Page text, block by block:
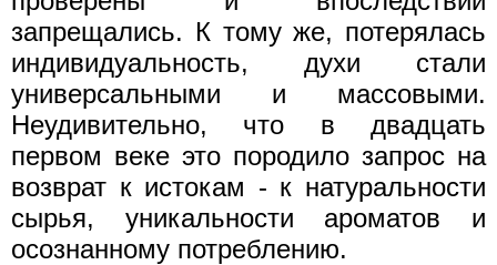
запрещались. К тому же, потерялась
индивидуальность, духи стали
универсальными и массовыми.
Неудивительно, что в двадцать
первом веке это породило запрос на
возврат к истокам - к натуральности
сырья, уникальности ароматов и
осознанному потреблению.